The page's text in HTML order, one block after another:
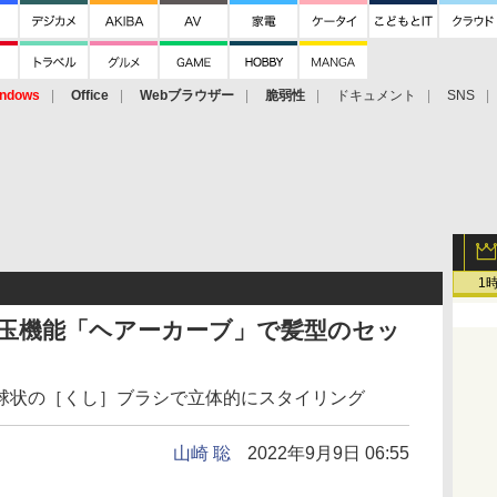
Office Webブラウザー 脆弱性 ドキュメント SNS
1
機能「ヘアーカーブ」で髪型のセッ
状の［くし］ブラシで立体的にスタイリング
山崎 聡 2022年9月9日 06:55